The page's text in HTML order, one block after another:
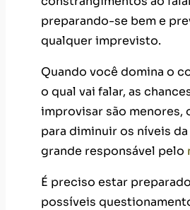
preparando-se bem e
qualquer imprevisto.
Quando você domina o
o qual vai falar, as
improvisar são menores,
para diminuir os níveis da
grande responsável pelo
É preciso estar
possíveis